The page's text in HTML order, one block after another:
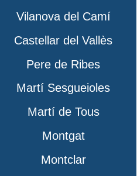
Vilanova del Camí
Castellar del Vallès
Pere de Ribes
Martí Sesgueioles
Martí de Tous
Montgat
Montclar